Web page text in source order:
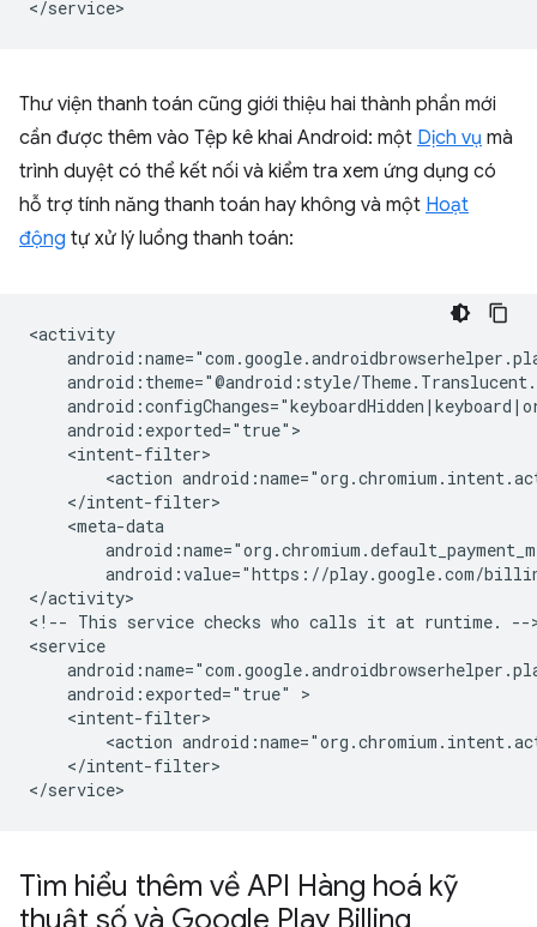
Thư viện thanh toán cũng giới thiệu hai thành phần mới
cần được thêm vào Tệp kê khai Android: một Dịch vụ mà
trình duyệt có thể kết nối và kiểm tra xem ứng dụng có
hỗ trợ tính năng thanh toán hay không và một Hoạt
động tự xử lý luồng thanh toán:
<action
android:value="https://play.google.com/
</activity>
<!-- This service checks who calls it at runtime.
--
android:exported="true"
<action
</intent-filter>
Tìm hiểu thêm về API Hàng hoá kỹ
thuật số và Google Play Billing